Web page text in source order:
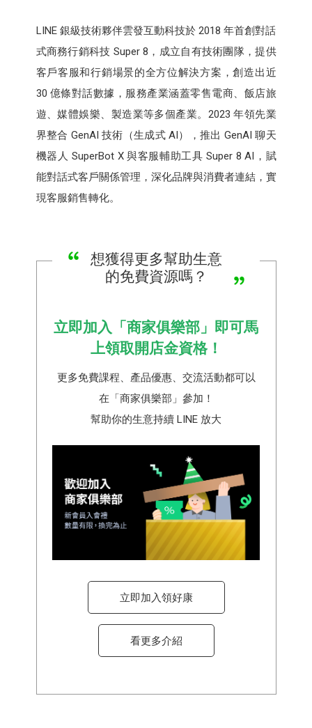
LINE 銀級技術夥伴雲發互動科技於 2018 年首創對話
式商務行銷科技 Super 8，成立自有技術團隊，提供
客戶客服和行銷場景的全方位解決方案，創造出近
30 億條對話數據，服務產業涵蓋零售電商、飯店旅
遊、媒體娛樂、製造業等多個產業。2023 年領先業
界整合 GenAI 技術（生成式 AI），推出 GenAI 聊天
機器人 SuperBot X 與客服輔助工具 Super 8 AI，賦
能對話式客戶關係管理，深化品牌與消費者連結，實
現客服銷售轉化。
想獲得更多幫助生意
的免費資源嗎？
立即加入「商家俱樂部」即可馬
上領取開店金資格！
更多免費課程、產品優惠、交流活動都可以
在「商家俱樂部」參加！
幫助你的生意持續 LINE 放大
立即加入領好康
看更多介紹